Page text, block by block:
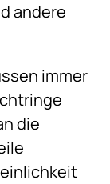
andere
immer
die